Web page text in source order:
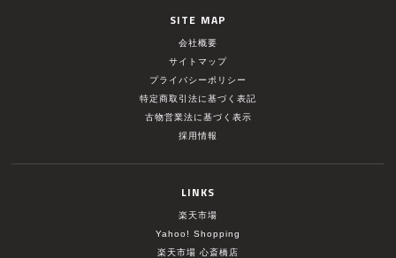
SITE MAP
会社概要
サイトマップ
プライバシーポリシー
特定商取引法に基づく表記
古物営業法に基づく表示
採用情報
LINKS
楽天市場
Yahoo! Shopping
楽天市場 心斎橋店